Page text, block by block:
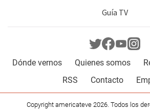
Guía TV
Dónde vernos Quienes somos
RSS
Contacto
Copyright americateve 2026. Todos los